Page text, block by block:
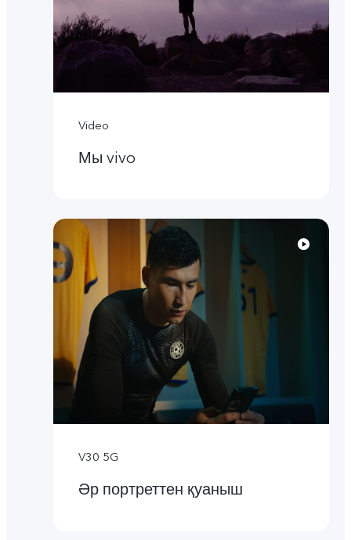
Video
Мы vivo
V30 5G
Әр портреттен қуаныш